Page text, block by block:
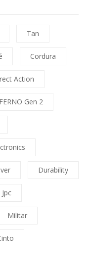
Tan
Cordura
Action
Gen 2
Durability
Jpc
Militar